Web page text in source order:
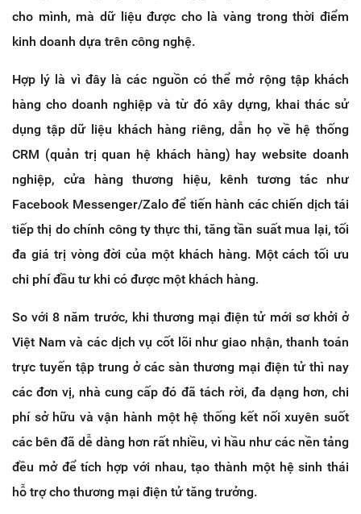
cho mình, mà dữ liệu được cho là vàng trong thời điểm
kinh doanh dựa trên công nghệ.
Hợp lý là vì đây là các nguồn có thể mở rộng tập khách
hàng cho doanh nghiệp và từ đó xây dựng, khai thác sử
dụng tập dữ liệu khách hàng riêng, dẫn họ về hệ thống
CRM (quản trị quan hệ khách hàng) hay website doanh
nghiệp, cửa hàng thương hiệu, kênh tương tác như
Facebook Messenger/Zalo để tiến hành các chiến dịch tái
tiếp thị do chính công ty thực thi, tăng tần suất mua lại, tối
đa giá trị vòng đời của một khách hàng. Một cách tối ưu
chi phí đầu tư khi có được một khách hàng.
So với 8 năm trước, khi thương mại điện tử mới sơ khởi ở
Việt Nam và các dịch vụ cốt lõi như giao nhận, thanh toán
trực tuyến tập trung ở các sàn thương mại điện tử thì nay
các đơn vị, nhà cung cấp đó đã tách rời, đa dạng hơn, chi
phí sở hữu và vận hành một hệ thống kết nối xuyên suốt
các bên đã dễ dàng hơn rất nhiều, vì hầu như các nền tảng
đều mở để tích hợp với nhau, tạo thành một hệ sinh thái
hỗ trợ cho thương mại điện tử tăng trưởng.